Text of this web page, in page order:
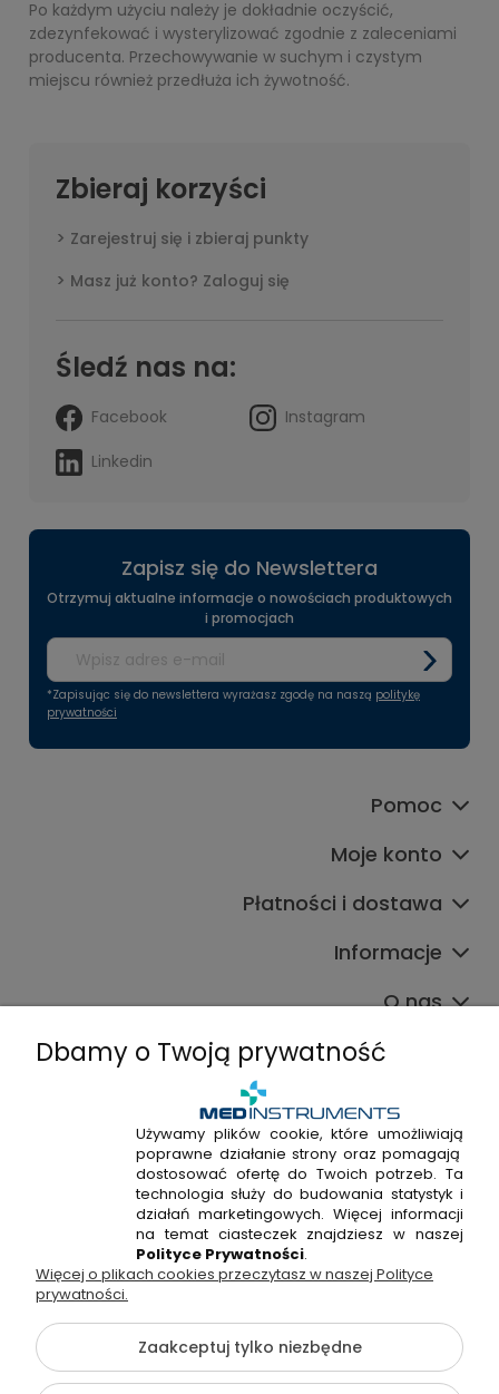
Po każdym użyciu należy je dokładnie oczyścić,
zdezynfekować i wysterylizować zgodnie z zaleceniami
producenta. Przechowywanie w suchym i czystym
miejscu również przedłuża ich żywotność.
Zbieraj korzyści
Zarejestruj się i zbieraj punkty
Masz już konto? Zaloguj się
Śledź nas na:
Facebook
Instagram
Linkedin
Zapisz się do Newslettera
Otrzymuj aktualne informacje o nowościach produktowych
i promocjach
*Zapisując się do newslettera wyrażasz zgodę na naszą politykę
prywatności
Pomoc
Moje konto
Płatności i dostawa
Informacje
O nas
+48 720 915 338
+48 22 298 53 38
Napisz do nas!
Hossa Medical Sp. z o. o. | ul. Kryształowa 33A, 01-356
Warszawa, woj. mazowieckie | NIP: 7010404814, REGON:
146982576, KRS: 0000491265
Dbamy o Twoją prywatność
Używamy plików cookie, które umożliwiają
poprawne działanie strony oraz pomagają
dostosować ofertę do Twoich potrzeb. Ta
technologia służy do budowania statystyk i
działań marketingowych. Więcej informacji
na temat ciasteczek znajdziesz w naszej
Polityce Prywatności.
Więcej o plikach cookies przeczytasz w naszej Polityce
prywatności.
Zaakceptuj tylko niezbędne